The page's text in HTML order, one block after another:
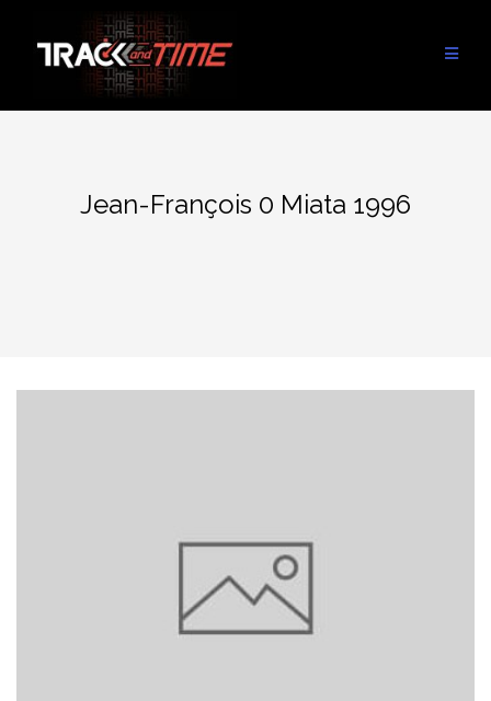
contenu
Jean-François 0 Miata 1996